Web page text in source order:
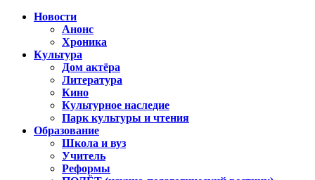
Новости
Анонс
Хроника
Культура
Дом актёра
Литература
Кино
Культурное наследие
Парк культуры и чтения
Образование
Школа и вуз
Учитель
Реформы